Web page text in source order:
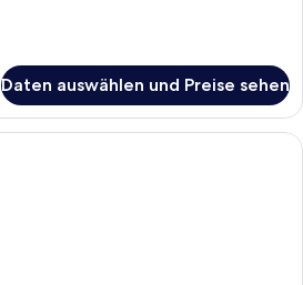
Daten auswählen und Preise sehen
Ein modernes Hotelzimmer mit Bett,